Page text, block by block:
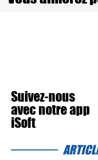
Suivez-nous
avec notre app
iSoft